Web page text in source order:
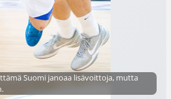
Suomi janoaa lisävoittoja, mutta